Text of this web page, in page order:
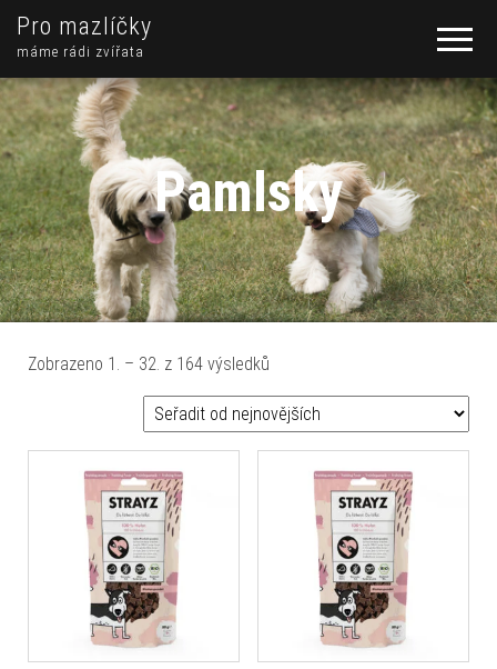
Pro mazlíčky
máme rádi zvířata
Pamlsky
Zobrazeno 1. – 32. z 164 výsledků